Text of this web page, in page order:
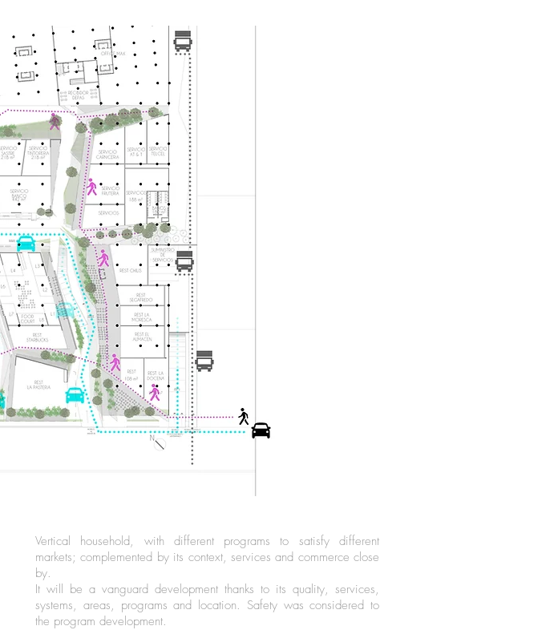
Vertical household, with different programs to satisfy different
markets; complemented by its context, services and commerce close
by.
It will be a vanguard development thanks to its quality, services,
systems, areas, programs and location. Safety was considered to
the program development.